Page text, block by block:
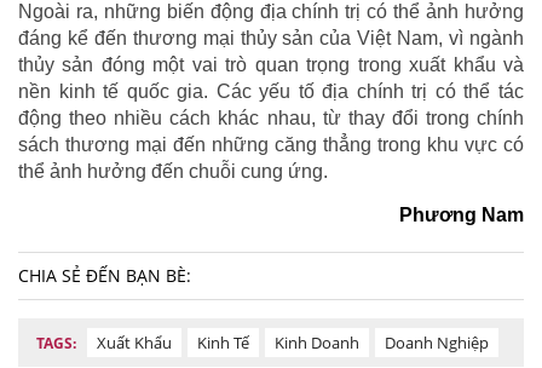
Ngoài ra, những biến động địa chính trị có thể ảnh hưởng
đáng kể đến thương mại thủy sản của Việt Nam, vì ngành
thủy sản đóng một vai trò quan trọng trong xuất khẩu và
nền kinh tế quốc gia. Các yếu tố địa chính trị có thể tác
động theo nhiều cách khác nhau, từ thay đổi trong chính
sách thương mại đến những căng thẳng trong khu vực có
thể ảnh hưởng đến chuỗi cung ứng.
Phương Nam
CHIA SẺ ĐẾN BẠN BÈ:
TAGS: Xuất Khẩu Kinh Tế Kinh Doanh Doanh Nghiệp